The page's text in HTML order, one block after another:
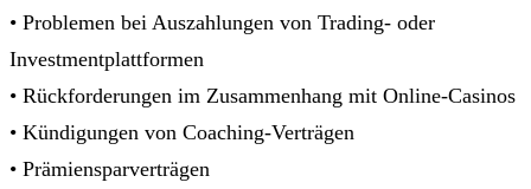
• Problemen bei Auszahlungen von Trading- oder
Investmentplattformen
• Rückforderungen im Zusammenhang mit Online-Casinos
• Kündigungen von Coaching-Verträgen
• Prämiensparverträgen